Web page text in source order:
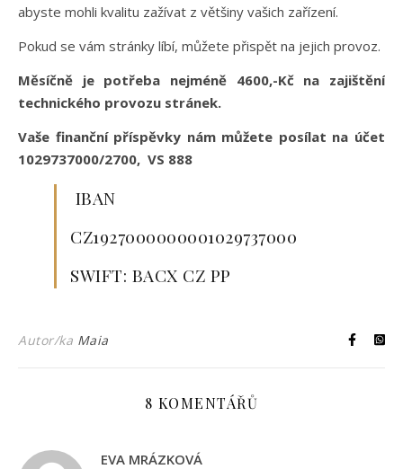
abyste mohli kvalitu zažívat z většiny vašich zařízení.
Pokud se vám stránky líbí, můžete přispět na jejich provoz.
Měsíčně je potřeba nejméně 4600,-Kč na zajištění
technického provozu stránek.
Vaše finanční příspěvky nám můžete posílat na účet
1029737000/2700, VS 888
IBAN
CZ1927000000001029737000
SWIFT: BACX CZ PP
Autor/ka Maia
8 KOMENTÁŘŮ
EVA MRÁZKOVÁ